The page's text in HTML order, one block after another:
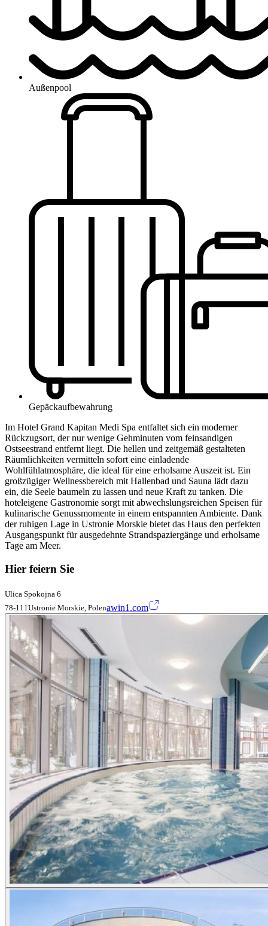
Außenpool
Gepäckaufbewahrung
Im Hotel Grand Kapitan Medi Spa entfaltet sich ein moderner
Rückzugsort, der nur wenige Gehminuten vom feinsandigen
Ostseestrand entfernt liegt. Die hellen und zeitgemäß gestalteten
Räumlichkeiten vermitteln sofort eine einladende
Wohlfühlatmosphäre, die ideal für eine erholsame Auszeit ist. Ein
großzügiger Wellnessbereich mit Hallenbad und Sauna lädt dazu
ein, die Seele baumeln zu lassen und neue Kraft zu tanken. Die
hoteleigene Gastronomie sorgt mit abwechslungsreichen Speisen für
kulinarische Genussmomente in einem entspannten Ambiente. Dank
der ruhigen Lage in Ustronie Morskie bietet das Haus den perfekten
Ausgangspunkt für ausgedehnte Strandspaziergänge und erholsame
Tage am Meer.
Hier feiern Sie
Ulica Spokojna 6
78-111Ustronie Morskie, Polenawin1.com